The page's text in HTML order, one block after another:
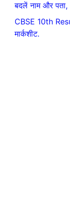
बदलें नाम और पता,
CBSE 10th
मार्कशीट.